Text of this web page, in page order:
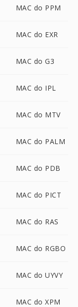
MAC do PPM
MAC do EXR
MAC do G3
MAC do IPL
MAC do MTV
MAC do PALM
MAC do PDB
MAC do PICT
MAC do RAS
MAC do RGBO
MAC do UYVY
MAC do XPM